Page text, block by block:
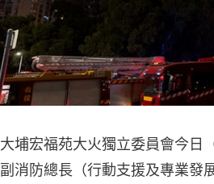
大埔宏福苑大火獨立委員會今日
副消防總長（行動支援及專業發